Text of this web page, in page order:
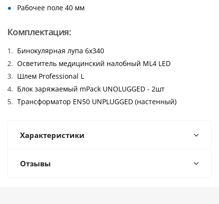
Рабочее поле 40 мм
Комплектация:
Бинокулярная лупа 6х340
Осветитель медицинский налобный ML4 LED
Шлем Professional L
Блок заряжаемый mPack UNOLUGGED - 2шт
Трансформатор EN50 UNPLUGGED (настенный)
Характеристики
Отзывы